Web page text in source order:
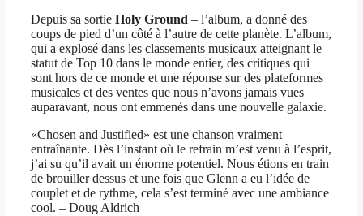
Depuis sa sortie Holy Ground – l’album, a donné des
coups de pied d’un côté à l’autre de cette planète. L’album,
qui a explosé dans les classements musicaux atteignant le
statut de Top 10 dans le monde entier, des critiques qui
sont hors de ce monde et une réponse sur des plateformes
musicales et des ventes que nous n’avons jamais vues
auparavant, nous ont emmenés dans une nouvelle galaxie.
«Chosen and Justified» est une chanson vraiment
entraînante. Dès l’instant où le refrain m’est venu à l’esprit,
j’ai su qu’il avait un énorme potentiel. Nous étions en train
de brouiller dessus et une fois que Glenn a eu l’idée de
couplet et de rythme, cela s’est terminé avec une ambiance
cool. – Doug Aldrich